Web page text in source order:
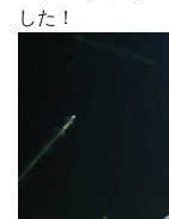
した！